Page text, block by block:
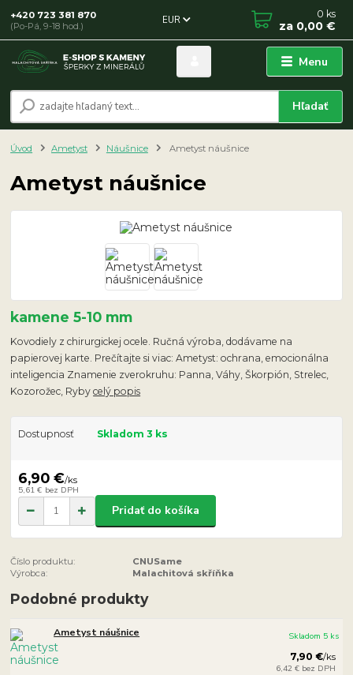
Menu
EUR
Hľadať
+420 723 381 870
(Po-Pá, 9-18 hod.)
0 ks
za 0,00 €
Úvod Ametyst Náušnice Ametyst náušnice
Ametyst náušnice
kamene 5-10 mm
Kovodiely z chirurgickej ocele. Ručná výroba, dodávame na
papierovej karte. Prečítajte si viac: Ametyst: ochrana, emocionálna
inteligencia Znamenie zverokruhu: Panna, Váhy, Škorpión, Strelec,
Kozorožec, Rybycelý popis
Dostupnosť Skladom 3 ks
6,90 €/ks
5,61 € bez DPH
Pridať do košíka
Číslo produktu:
CNUSame
Výrobca:
Malachitová skříňka
Podobné produkty
Ametyst náušnice
7,90 €/ks
6,42 € bez DPH
Skladom 5 ks